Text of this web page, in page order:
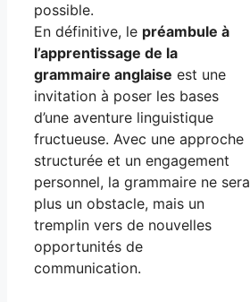
possible.
En définitive, le préambule à
l’apprentissage de la
grammaire anglaise est une
invitation à poser les bases
d’une aventure linguistique
fructueuse. Avec une approche
structurée et un engagement
personnel, la grammaire ne sera
plus un obstacle, mais un
tremplin vers de nouvelles
opportunités de
communication.